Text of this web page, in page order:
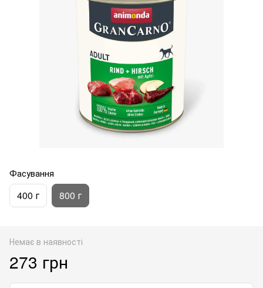
Фасування
400 г 800 г
Немає в наявності
273 грн